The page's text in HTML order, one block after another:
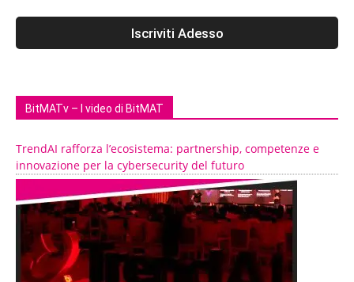
BitMATv – I video di BitMAT
TrendAI rafforza l’ecosistema: partnership, competenze e
innovazione per la cybersecurity del futuro